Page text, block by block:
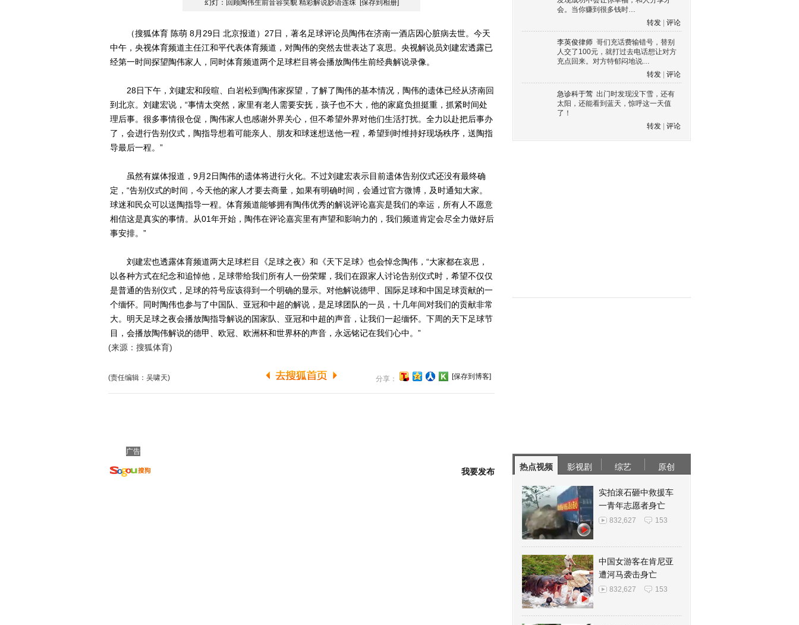
幻灯：回顾陶伟生前音容笑貌 精彩解说妙语连珠 [保存到相册]
（搜狐体育 陈萌 8月29日 北京报道）27日，著名足球评论员陶伟在济南一酒店因心脏病去世。今天
中午，央视体育频道主任江和平代表体育频道，对陶伟的突然去世表达了哀思。央视解说员刘建宏透露已
经第一时间探望陶伟家人，同时体育频道两个足球栏目将会播放陶伟生前经典解说录像。
28日下午，刘建宏和段暄、白岩松到陶伟家探望，了解了陶伟的基本情况，陶伟的遗体已经从济南回
到北京。刘建宏说，“事情太突然，家里有老人需要安抚，孩子也不大，他的家庭负担挺重，抓紧时间处
理后事。很多事情很仓促，陶伟家人也感谢外界关心，但不希望外界对他们生活打扰。全力以赴把后事办
了，会进行告别仪式，陶指导想着可能亲人、朋友和球迷想送他一程，希望到时维持好现场秩序，送陶指
导最后一程。”
虽然有媒体报道，9月2日陶伟的遗体将进行火化。不过刘建宏表示目前遗体告别仪式还没有最终确
定，“告别仪式的时间，今天他的家人才要去商量，如果有明确时间，会通过官方微博，及时通知大家。
球迷和民众可以送陶指导一程。体育频道能够拥有陶伟优秀的解说评论嘉宾是我们的幸运，所有人不愿意
相信这是真实的事情。从01年开始，陶伟在评论嘉宾里有声望和影响力的，我们频道肯定会尽全力做好后
事安排。”
刘建宏也透露体育频道两大足球栏目《足球之夜》和《天下足球》也会悼念陶伟，“大家都在哀思，
以各种方式在纪念和追悼他，足球带给我们所有人一份荣耀，我们在跟家人讨论告别仪式时，希望不仅仅
是普通的告别仪式，足球的符号应该得到一个明确的显示。对他解说德甲、国际足球和中国足球贡献的一
个缅怀。同时陶伟也参与了中国队、亚冠和中超的解说，是足球团队的一员，十几年间对我们的贡献非常
大。明天足球之夜会播放陶指导解说的国家队、亚冠和中超的声音，让我们一起缅怀。下周的天下足球节
目，会播放陶伟解说的德甲、欧冠、欧洲杯和世界杯的声音，永远铭记在我们心中。”
(来源：搜狐体育)
(责任编辑：吴啸天) 分享： [保存到博客]
广告
我要发布
会。当你赚到很多钱时…
转发
评论
李英俊律师 哥们充话费输错号，替别
人交了100元，就打过去电话想让对方
充点回来。对方特郁闷地说…
转发
评论
急诊科于莺 出门时发现没下雪，还有
太阳，还能看到蓝天，惊呼这一天值
了！
转发
评论
热点视频 影视剧 综艺 原创
实拍滚石砸中救援车
一青年志愿者身亡
832,627 153
中国女游客在肯尼亚
遭河马袭击身亡
832,627 153